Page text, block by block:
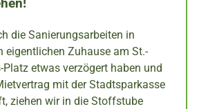
die Sanierungsarbeiten in
eigentlichen Zuhause am St.-
etwas verzögert haben und
mit der Stadtsparkasse
ziehen wir in die Stoffstube